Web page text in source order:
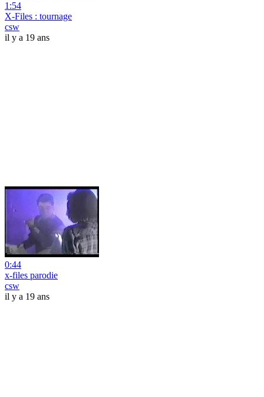
1:54
X-Files : tournage
csw
il y a 19 ans
0:44
x-files parodie
csw
il y a 19 ans